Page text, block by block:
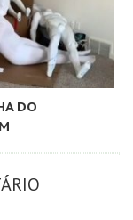
DO